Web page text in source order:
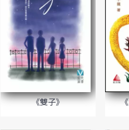
《雙子》